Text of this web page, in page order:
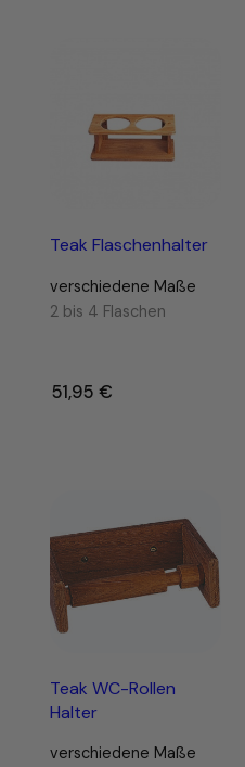
Teak Flaschenhalter
verschiedene Maße
2 bis 4 Flaschen
51,95 €
Teak WC-Rollen
Halter
verschiedene Maße